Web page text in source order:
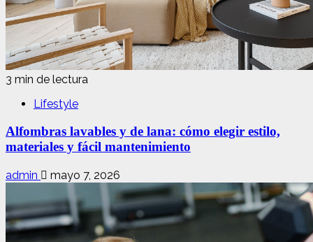
3 min de lectura
Lifestyle
Alfombras lavables y de lana: cómo elegir estilo,
materiales y fácil mantenimiento
admin mayo 7, 2026